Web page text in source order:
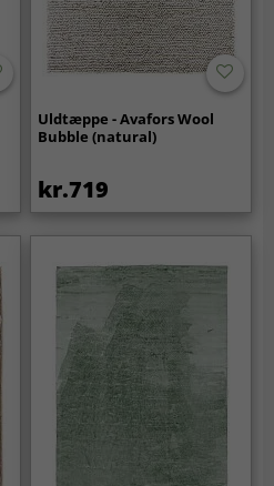
Uldtæppe - Avafors Wool
Bubble (natural)
kr.719